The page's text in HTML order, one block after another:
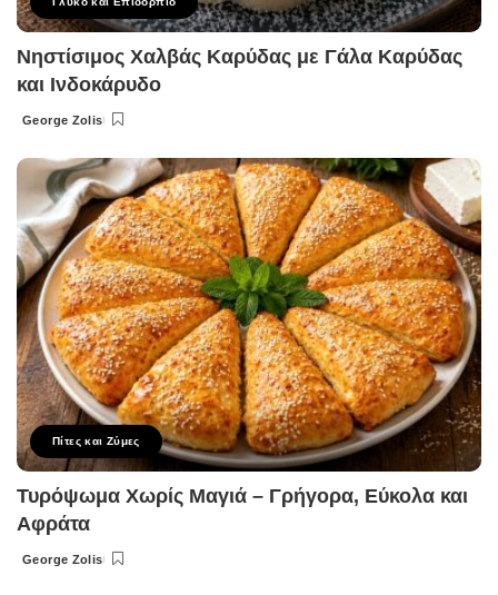
Νηστίσιμος Χαλβάς Καρύδας με Γάλα Καρύδας
και Ινδοκάρυδο
Posted
George Zolis
Πίτες και Ζύμες
Τυρόψωμα Χωρίς Μαγιά – Γρήγορα, Εύκολα και
Αφράτα
Posted
George Zolis